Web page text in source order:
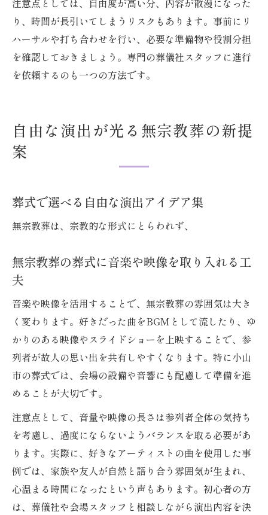
注意点としては、自由度が高い分、内容が散漫になった
り、時間が長引いてしまうリスクもあります。事前にリ
ハーサルや打ち合わせを行い、必要な準備物や役割分担
を確認しておきましょう。専門の葬儀社スタッフに進行
を依頼するのも一つの方法です。
自由な演出が光る無宗教葬の新提
案
葬式で選べる自由な演出アイデア集
無宗教葬は、宗教的な形式にとらわれず、
無宗教葬の葬式に音楽や映像を取り入れる工
夫
音楽や映像を活用することで、無宗教葬の雰囲気は大き
く変わります。好きだった曲をBGMとして流したり、ゆ
かりのある映像やスライドショーを上映することで、参
列者が故人の思い出を共有しやすくなります。特に小山
市の葬式では、会場の設備や音響にも配慮して準備を進
めることが大切です。
注意点として、音量や映像の長さは参列者全体の気持ち
を考慮し、過度にならないようバランスを取る必要があ
ります。実際に、好きなアーティストの曲を使用した事
例では、家族や友人が自然と語り合う雰囲気が生まれ、
心温まる時間になったという声もあります。初心者の方
は、葬儀社や会場スタッフと相談しながら演出内容を決